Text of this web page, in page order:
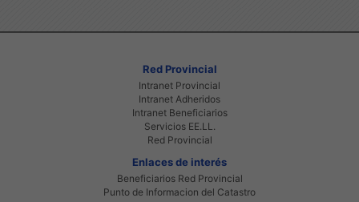
Red Provincial
Intranet Provincial
Intranet Adheridos
Intranet Beneficiarios
Servicios EE.LL.
Red Provincial
Enlaces de interés
Beneficiarios Red Provincial
Punto de Informacion del Catastro